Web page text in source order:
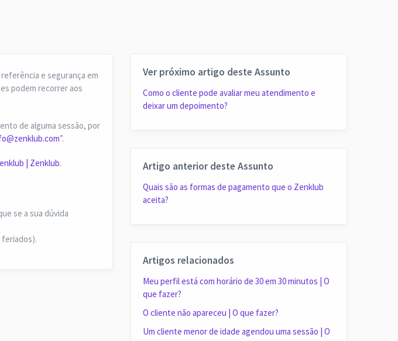
e segurança em
podem recorrer aos
de alguma sessão, por
”.
| Zenklub.
se a sua dúvida
feriados).
Ver próximo artigo deste Assunto
Como o cliente pode avaliar meu atendimento e
deixar um depoimento?
Artigo anterior deste Assunto
Quais são as formas de pagamento que o Zenklub
aceita?
Artigos relacionados
Meu perfil está com horário de 30 em 30 minutos | O
que fazer?
O cliente não apareceu | O que fazer?
Um cliente menor de idade agendou uma sessão | O